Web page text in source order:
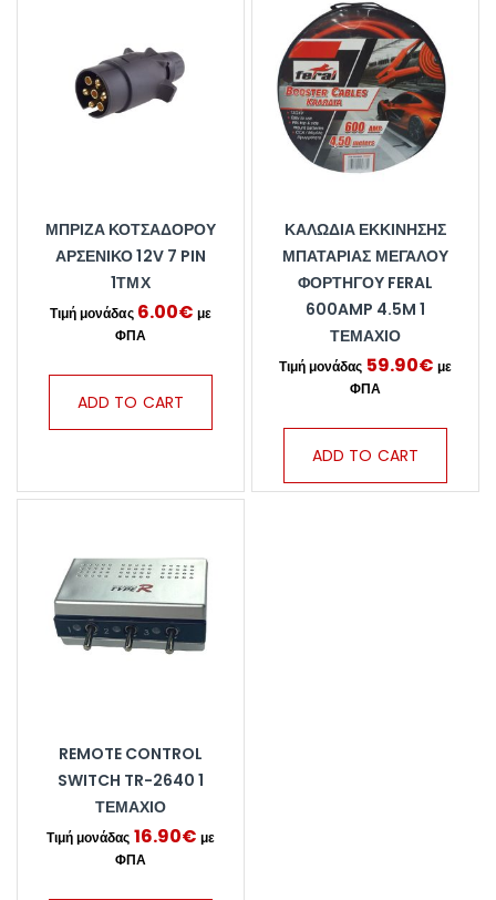
ΜΠΡΊΖΑ ΚΟΤΣΑΔΌΡΟΥ
ΑΡΣΕΝΙΚΌ 12V 7 PIN
1ΤΜΧ
6.00€
ADD TO CART
ΚΑΛΏΔΙΑ ΕΚΚΊΝΗΣΗΣ
ΜΠΑΤΑΡΊΑΣ ΜΕΓΆΛΟΥ
ΦΟΡΤΗΓΟΎ FERAL
600AMP 4.5M 1
ΤΕΜΆΧΙΟ
59.90€
ADD TO CART
REMOTE CONTROL
SWITCH TR-2640 1
ΤΕΜΆΧΙΟ
16.90€